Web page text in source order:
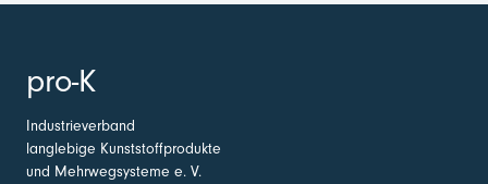
pro-K
Industrieverband
langlebige Kunststoffprodukte
und Mehrwegsysteme e. V.